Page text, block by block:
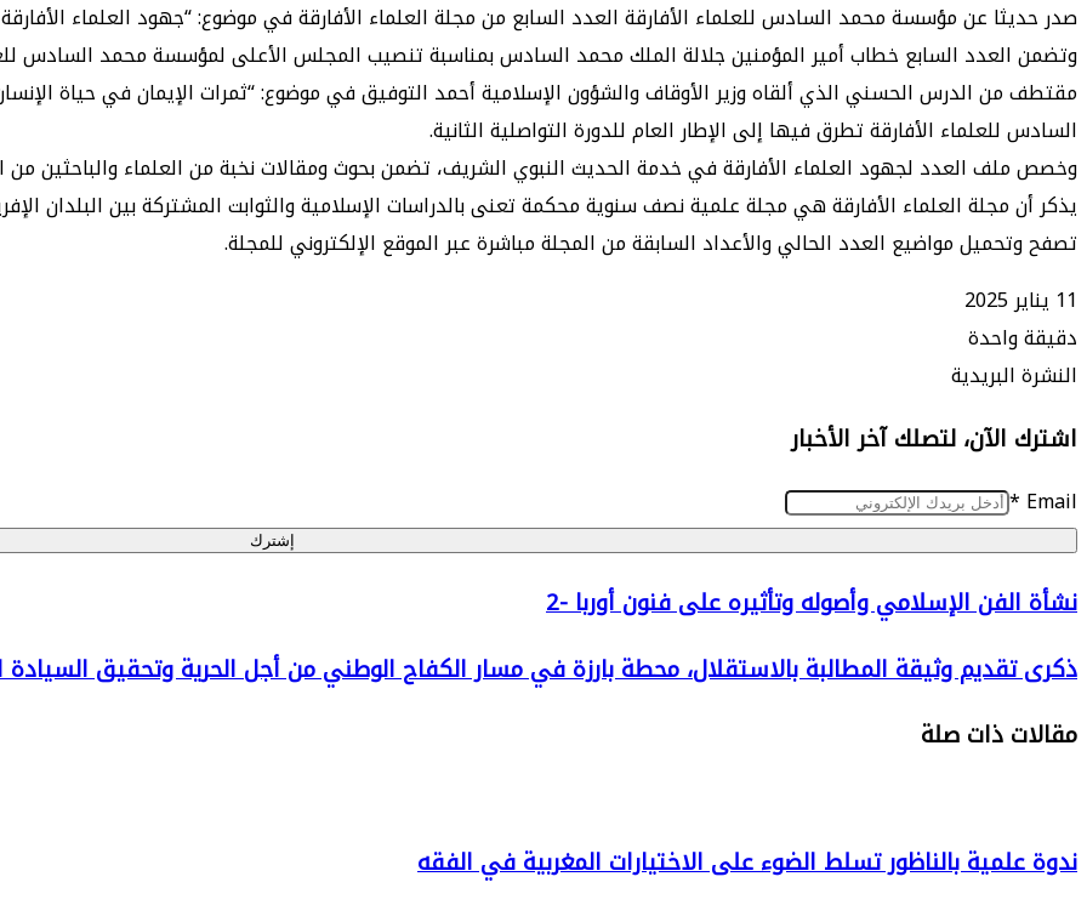
صدر حديثا عن مؤسسة محمد السادس للعلماء الأفارقة العدد السابع من مجلة العلماء الأفارقة في موضوع: “جهود العلماء
وتضمن العدد السابع خطاب أمير المؤمنين جلالة الملك محمد السادس بمناسبة تنصيب المجلس الأعلى لمؤسسة محمد السادس للعلماء الأفارقة بتاريخ 14 يونيو
مقتطف من الدرس الحسني الذي ألقاه وزير الأوقاف والشؤون الإسلامية أحمد التوفيق في موضوع: “ثمرات الإيمان في حياة
السادس للعلماء الأفارقة تطرق فيها إلى الإطار العام للدورة التواصلية الثانية.
وخصص ملف العدد لجهود العلماء الأفارقة في خدمة الحديث النبوي الشريف، تضمن بحوث ومقالات نخبة من العلماء والباحثين من
يذكر أن مجلة العلماء الأفارقة هي مجلة علمية نصف سنوية محكمة تعنى بالدراسات الإسلامية والثوابت المشتركة بين البلدان
تصفح وتحميل مواضيع العدد الحالي والأعداد السابقة من المجلة مباشرة عبر الموقع الإلكتروني للمجلة.
11 يناير 2025
دقيقة واحدة
فيسبوك
ماسنجر
ماسنجر
واتساب
تيلقرام
مشاركة
البريد
طباعة
النشرة البريدية
اشترك الآن، لتصلك آخر الأخبار
Email
*
إشترك
نشأة
الإسلامي
وتأثيره
أوربا
نشأة الفن الإسلامي وأصوله وتأثيره على فنون أوربا -2
ذكرى
وثيقة
محطة
ذكرى تقديم وثيقة المطالبة بالاستقلال، محطة بارزة في مسار الكفاح الوطني من أجل الحرية وتحقيق السيادة
مقالات ذات صلة
ندوة علمية بالناظور تسلط الضوء على الاختيارات المغربية في الفقه